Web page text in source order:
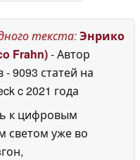
текста:Энрико
Frahn)- Автор
- 9093 статей на
c 2021 года
к цифровым
светом уже во